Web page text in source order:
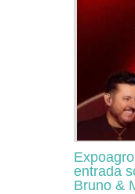
entrada
Bruno &